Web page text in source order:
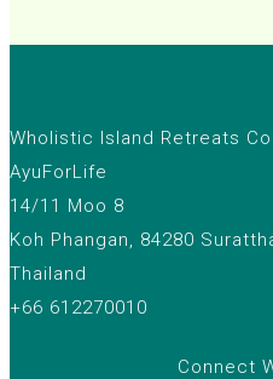
Wholistic Island Retreats
AyuForLife
14/11 Moo 8
Koh Phangan, 84280
Thailand
+66 612270010
Connect